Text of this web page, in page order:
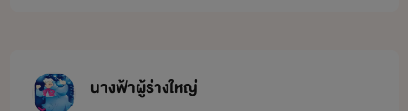
นางฟ้าผู้ร่างใหญ่